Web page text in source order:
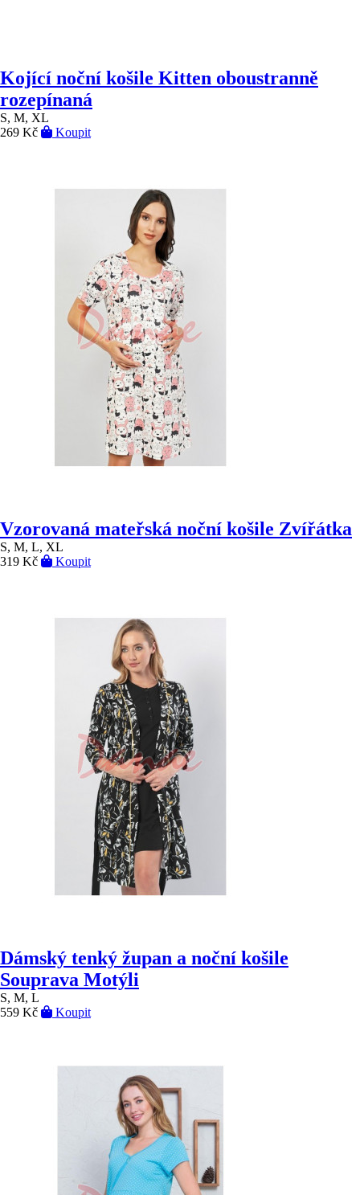
Kojící noční košile Kitten oboustranně
rozepínaná
S, M, XL
269 Kč
Koupit
Vzorovaná mateřská noční košile Zvířátka
S, M, L, XL
319 Kč
Koupit
Dámský tenký župan a noční košile
Souprava Motýli
S, M, L
559 Kč
Koupit